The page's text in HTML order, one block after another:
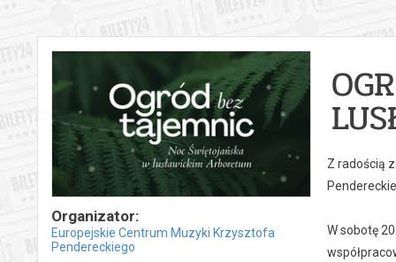
Organizator:
Europejskie Centrum Muzyki Krzysztofa
Pendereckiego
Z radością
W sobotę